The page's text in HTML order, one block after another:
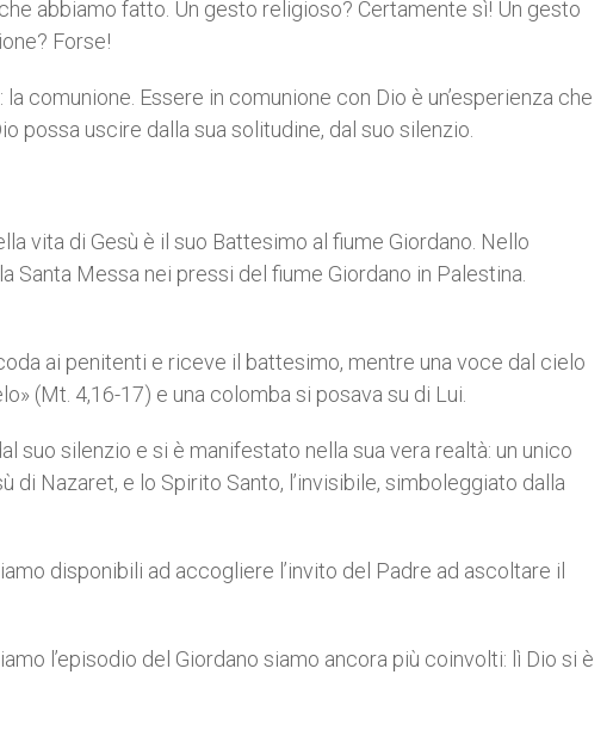
abbiamo fatto. Un gesto religioso? Certamente sì! Un gesto
Forse!
comunione. Essere in comunione con Dio è un’esperienza che
possa uscire dalla sua solitudine, dal suo silenzio.
vita di Gesù è il suo Battesimo al fiume Giordano. Nello
Santa Messa nei pressi del fiume Giordano in Palestina.
ai penitenti e riceve il battesimo, mentre una voce dal cielo
(Mt. 4,16-17) e una colomba si posava su di Lui.
suo silenzio e si è manifestato nella sua vera realtà: un unico
di Nazaret, e lo Spirito Santo, l’invisibile, simboleggiato dalla
disponibili ad accogliere l’invito del Padre ad ascoltare il
l’episodio del Giordano siamo ancora più coinvolti: lì Dio si è